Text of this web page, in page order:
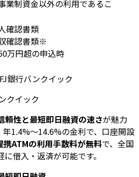
業制資金以外の利用であるこ
確認書類
確認書類※
万円超の申込時
銀行バンクイック
頼性と最短即日融資の速さが魅力
年1.4%～14.6%の金利で、口座開設
携ATMの利用手数料が無料で、全国
借入・返済が可能です。